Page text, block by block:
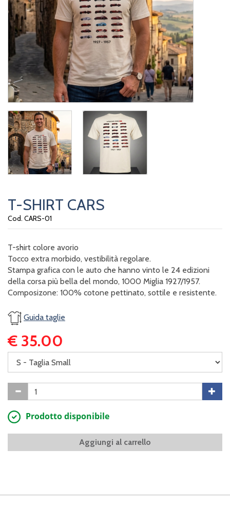
T-SHIRT CARS
Cod. CARS-01
T-shirt colore avorio
Tocco extra morbido, vestibilità regolare.
Stampa grafica con le auto che hanno vinto le 24 edizioni
della corsa più bella del mondo, 1000 Miglia 1927/1957.
Composizone: 100% cotone pettinato, sottile e resistente.
Guida taglie
€ 35.00
Prodotto disponibile
Aggiungi al carrello